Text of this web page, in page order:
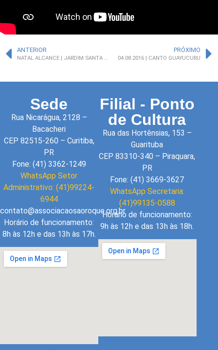
ANTERIOR
NATAL ALCANCE | JARDIM SANTA MÔNICA
PRÓXIMO
04.08.2016 | CANTO GUAYUCURU
Sede
Rua Nicarágua, 2128 –
Bacacheri
CEP 82515-260 – Curitiba,
PR
Fone: (41) 3362-1249
WhatsApp Setor
Administrativo: (41)99224-
6944
contato@associacaosaoroque.org.br
Horário de funcionamento:
8h às 12h e das 13h às 17h.
Filial - Ponto
de Cultura
Rua das Hortênsias, 153 –
Guarituba
CEP 83310-340 – Piraquara,
PR
Fone: (41) 3669-3627
WhatsApp Secretaria:
(41)99135-0588
Horário de funcionamento:
9h às 12h e das 13h às 18h.